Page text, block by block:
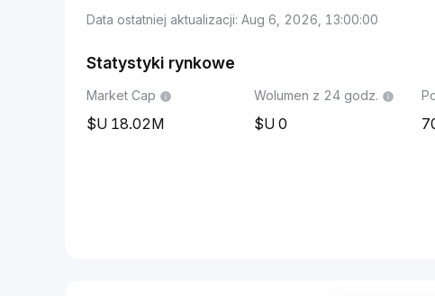
Data ostatniej aktualizacji: Aug 6, 2026, 13:00:00
Statystyki rynkowe
Market Cap
18.02M
Wolumen z 24 godz.
0